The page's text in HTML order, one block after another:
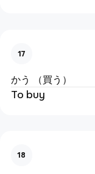
17
かう （買う）
To buy
18